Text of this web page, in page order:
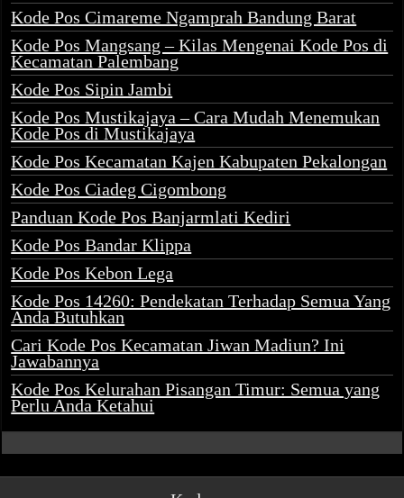
Kode Pos Cimareme Ngamprah Bandung Barat
Kode Pos Mangsang – Kilas Mengenai Kode Pos di
Kecamatan Palembang
Kode Pos Sipin Jambi
Kode Pos Mustikajaya – Cara Mudah Menemukan
Kode Pos di Mustikajaya
Kode Pos Kecamatan Kajen Kabupaten Pekalongan
Kode Pos Ciadeg Cigombong
Panduan Kode Pos Banjarmlati Kediri
Kode Pos Bandar Klippa
Kode Pos Kebon Lega
Kode Pos 14260: Pendekatan Terhadap Semua Yang
Anda Butuhkan
Cari Kode Pos Kecamatan Jiwan Madiun? Ini
Jawabannya
Kode Pos Kelurahan Pisangan Timur: Semua yang
Perlu Anda Ketahui